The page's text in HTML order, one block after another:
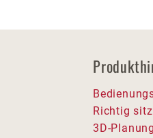
Richtig
3D-